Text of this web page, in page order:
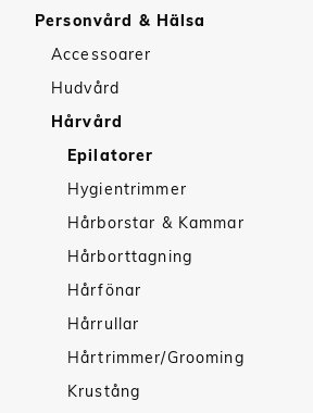
Personvård & Hälsa
Accessoarer
Hudvård
Hårvård
Epilatorer
Hygientrimmer
Hårborstar & Kammar
Hårborttagning
Hårfönar
Hårrullar
Hårtrimmer/Grooming
Krustång